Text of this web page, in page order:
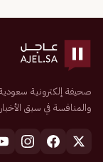
والمنافسة في سبق